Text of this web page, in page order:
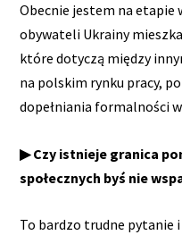
Obecnie jestem na etapie
obywateli Ukrainy
które dotyczą między
na polskim rynku pracy,
dopełniania formalności
▶ Czy istnieje granica
społecznych byś nie
To bardzo trudne pytanie